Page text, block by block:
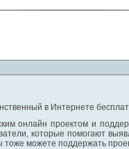
в Интернете
онлайн проектом и
которые помогают
можете поддержать